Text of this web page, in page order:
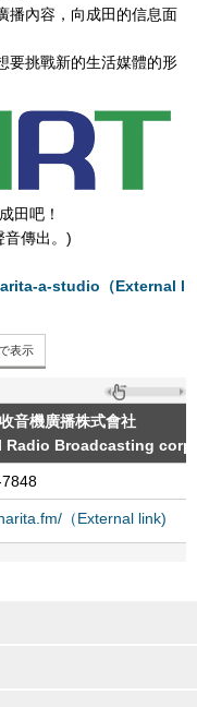
播內容，向成田的信息面
要挑戰新的生活媒體的形
田吧！
音傳出。)
a-studio（External l
表示
音機廣播株式會社
Broadcasting corp.
（External link)